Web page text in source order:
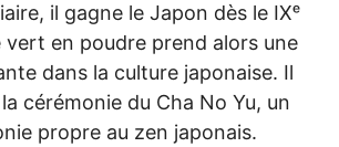
il gagne le Japon dès le IXᵉ
vert en poudre prend alors une
dans la culture japonaise. Il
cérémonie du Cha No Yu, un
propre au zen japonais.